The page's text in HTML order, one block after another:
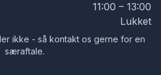
11:00 – 13:00
Lukket
ikke - så kontakt os gerne for en
særaftale.